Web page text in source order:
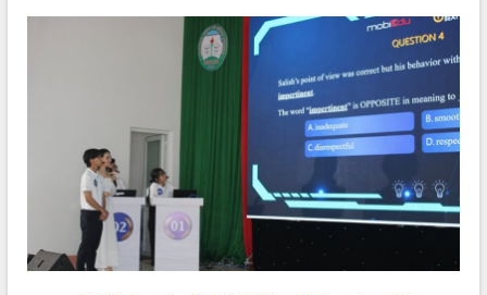
THÔNG TIN CHỈ ĐẠO ĐIỀU HÀNH
ĐIỂM TIN VĂN BẢN
QUY HOẠCH - KẾ HOẠCH